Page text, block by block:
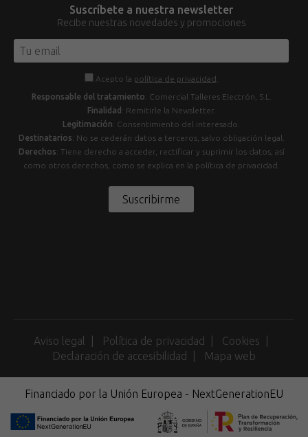
Suscríbete a nuestra newsletter
Recibe nuestras novedades y promociones
Acepto la política de privacidad
Responsable del tratamiento: Comercial Talleres Electrón, S.L.
Finalidad : Remitirle la Newsletter.
Legitimación: Consentimiento del interesado.
Destinatarios: No se cederán datos a terceros, salvo obligación legal.
Derechos: Tiene derecho a acceder, rectificar y suprimir los datos, así
como otros derechos, como se explica en la política de privacidad.
Suscribirme
Aviso legal Política de privacidad
Cookies
Declaración de accesibilidad
Mapa web
Financiado por la Unión Europea - NextGenerationEU